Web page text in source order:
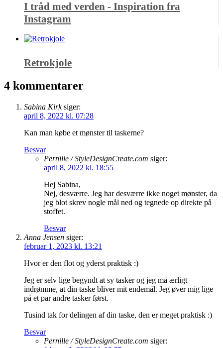
I tråd med verden - Inspiration fra
Instagram
Retrokjole
4 kommentarer
Sabina Kirk siger:
april 8, 2022 kl. 07:28
Kan man købe et mønster til taskerne?
Besvar
Pernille / StyleDesignCreate.com siger:
april 8, 2022 kl. 18:55
Hej Sabina,
Nej, desværre. Jeg har desværre ikke noget mønster, da
jeg blot skrev nogle mål ned og tegnede op direkte på
stoffet.
Besvar
Anna Jensen siger:
februar 1, 2023 kl. 13:21
Hvor er den flot og yderst praktisk :)
Jeg er selv lige begyndt at sy tasker og jeg må ærligt
indrømme, at din taske bliver mit endemål. Jeg øver mig lige
på et par andre tasker først.
Tusind tak for delingen af din taske, den er meget praktisk :)
Besvar
Pernille / StyleDesignCreate.com siger: